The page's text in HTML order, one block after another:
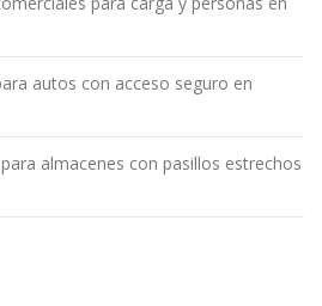
autos con acceso seguro en
almacenes con pasillos estrechos